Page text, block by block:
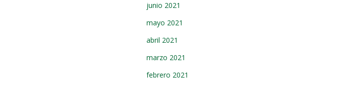
junio 2021
mayo 2021
abril 2021
marzo 2021
febrero 2021